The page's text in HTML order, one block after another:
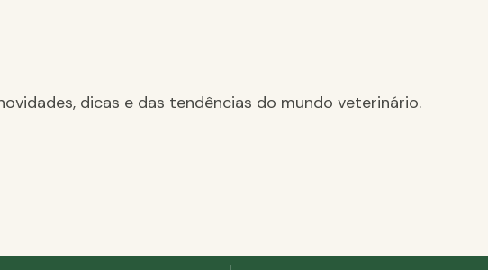
dicas e das tendências do mundo veterinário.